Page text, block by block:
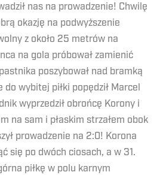
nas na prowadzenie! Chwilę
okazję na podwyższenie
z około 25 metrów na
na gola próbował zamienić
poszybował nad bramką
do wybitej piłki popędził Marcel
wyprzedził obrońcę Korony i
na sam i płaskim strzałem obok
prowadzenie na 2:0! Korona
się po dwóch ciosach, a w 31.
piłkę w polu karnym